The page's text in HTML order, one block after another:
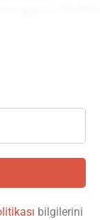
bilgilerini